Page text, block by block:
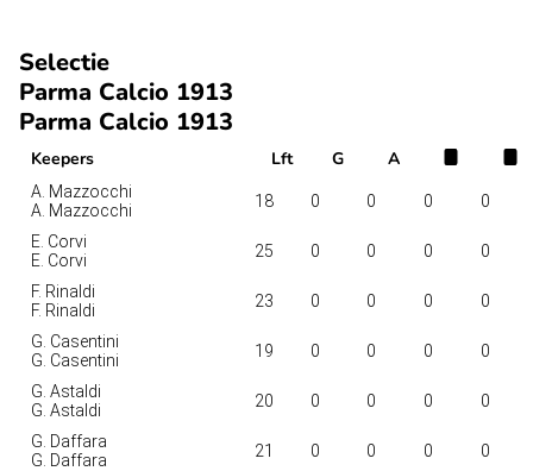
Selectie
Parma Calcio 1913
Parma Calcio 1913
Keepers Lft G A
A. Mazzocchi
A. Mazzocchi
18 0 0 0 0
E. Corvi
E. Corvi
25 0 0 0 0
F. Rinaldi
F. Rinaldi
23 0 0 0 0
G. Casentini
G. Casentini
19 0 0 0 0
G. Astaldi
G. Astaldi
20 0 0 0 0
G. Daffara
G. Daffara
21 0 0 0 0